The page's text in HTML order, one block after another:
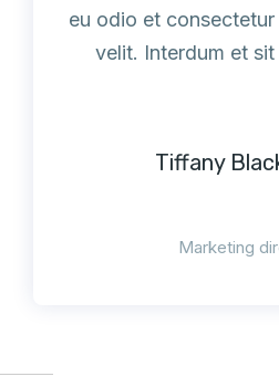
eu odio et
velit. Interdum et
Tiffany
Marketing